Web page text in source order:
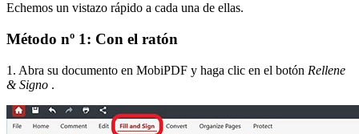
Echemos un vistazo rápido a cada una de ellas.
Método nº 1: Con el ratón
1. Abra su documento en MobiPDF y haga clic en el botón Rellene
& Signo .